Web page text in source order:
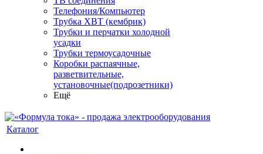
Телефония/Компьютер
Трубка ХВТ (кембрик)
Трубки и перчатки холодной
усадки
Трубки термоусадочные
Коробки распаячные,
разветвительные,
установочные(подрозетники)
Ещё
Каталог